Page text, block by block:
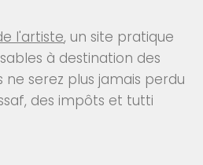
l'artiste, un site pratique
à destination des
ne serez plus jamais perdu
des impôts et tutti